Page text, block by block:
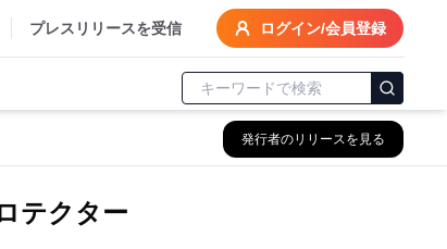
プレスリリースを受信 ログイン/会員登録
発行者のリリースを見る
テクター